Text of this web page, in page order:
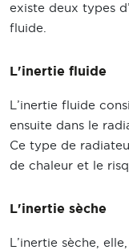
existe deux types
fluide.
L'inertie fluide
L’inertie fluide
ensuite dans le
Ce type de
de chaleur et le
L'inertie sèche
L’inertie sèche,